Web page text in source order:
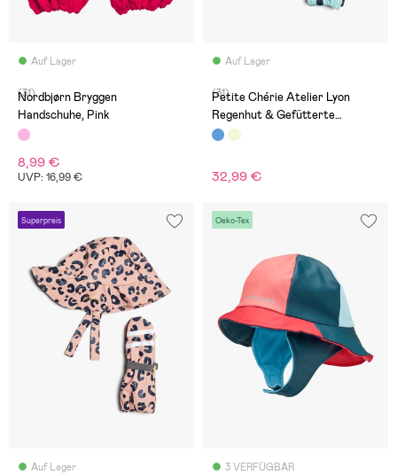
Auf Lager
(31)
Nordbjørn Bryggen
Handschuhe, Pink
8,99 €
UVP: 16,99 €
Auf Lager
(31)
Petite Chérie Atelier Lyon
Regenhut & Gefütterte
Fäustlinge, Dots Icy Morn
32,99 €
Superpreis
Auf Lager
Oeko-Tex
3 VERFÜGBAR